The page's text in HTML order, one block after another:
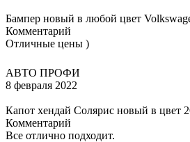
Бампер новый в любой цвет
Комментарий
Отличные цены )
АВТО ПРОФИ
8 февраля 2022
Капот хендай Солярис новый в цвет
Комментарий
Все отлично подходит.